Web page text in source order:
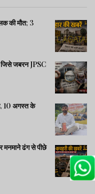
की मौत; 3
जिसे जबरन JPSC
10 अगस्त के
मनमाने ढंग से पीछे